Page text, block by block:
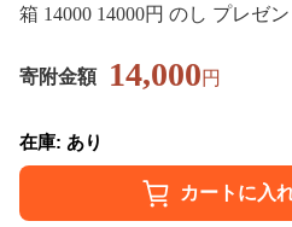
箱 14000 14000円 のし プレゼ
寄附金額 14,000円
在庫: あり